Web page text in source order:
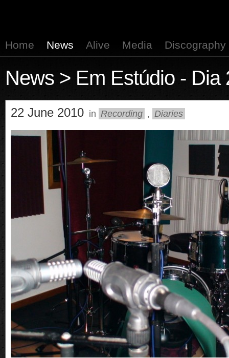
Home News Alive Media Discography
News > Em Estúdio - Dia
22 June 2010 in Recording , Diaries